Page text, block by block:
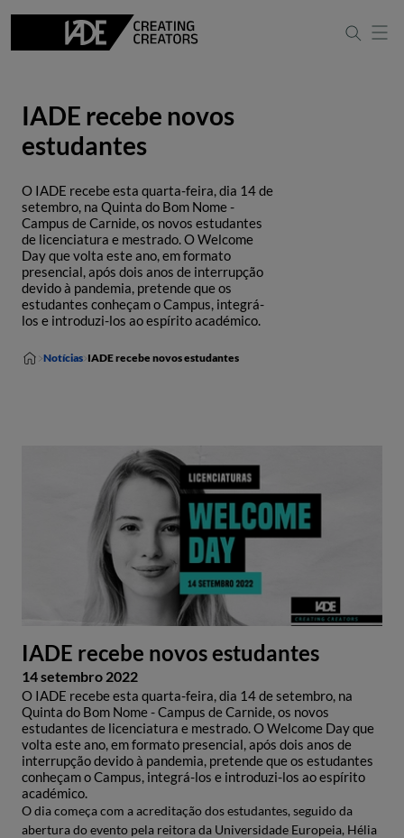
IADE recebe novos
estudantes
O IADE recebe esta quarta-feira, dia 14 de
setembro, na Quinta do Bom Nome -
Campus de Carnide, os novos estudantes
de licenciatura e mestrado. O Welcome
Day que volta este ano, em formato
presencial, após dois anos de interrupção
devido à pandemia, pretende que os
estudantes conheçam o Campus, integrá-
los e introduzi-los ao espírito académico.
Notícias IADE recebe novos estudantes
IADE recebe novos estudantes
14 setembro 2022
O IADE recebe esta quarta-feira, dia 14 de setembro, na
Quinta do Bom Nome - Campus de Carnide, os novos
estudantes de licenciatura e mestrado. O Welcome Day que
volta este ano, em formato presencial, após dois anos de
interrupção devido à pandemia, pretende que os estudantes
conheçam o Campus, integrá-los e introduzi-los ao espírito
académico.
O dia começa com a acreditação dos estudantes, seguido da
abertura do evento pela reitora da Universidade Europeia, Hélia